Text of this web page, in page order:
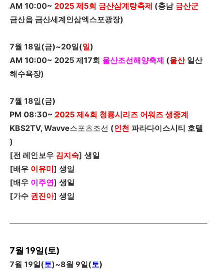
AM 10:00~ 2025 제5회 금산삼계탕축제 (충남 금산군
금산읍 금산세계인삼엑스포광장)
7월 18일(금)~20일(일)
AM 10:00~ 2025 제17회 울산조선해양축제 (울산일산
해수욕장)
7월 18일(금)
PM 08:30~ 2025 제4회 청룡시리즈 어워즈 생중계
KBS2TV, Wavve스포츠조선 (인천 파라다이스시티 호텔
)
[전 레인보우 김지숙] 생일
[배우 이유미] 생일
[배우 이주연] 생일
[가수 권진아] 생일
7월 19일(토)
7월 19일(토)~8월 9일(토)